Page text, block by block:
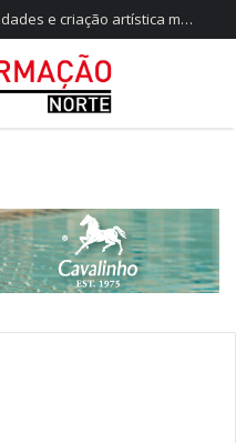
Grandes nomes, novas sonoridades e criação artística marcam a nova temporada do CTAL